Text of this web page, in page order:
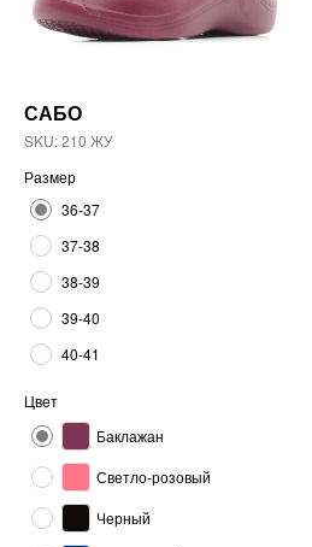
САБО
SKU:210 ЖУ
Размер
36-37
37-38
38-39
39-40
40-41
Цвет
Баклажан
Светло-розовый
Черный